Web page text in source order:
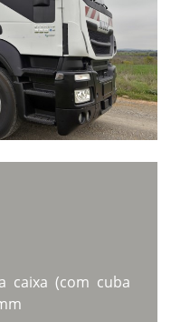
caixa (com cuba